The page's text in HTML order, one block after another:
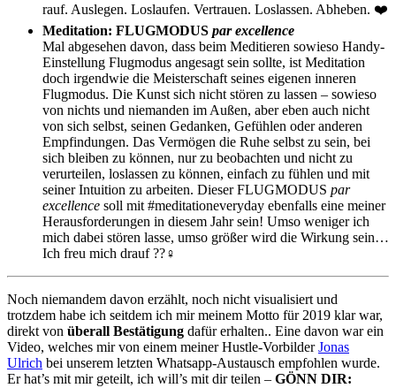
rauf. Auslegen. Loslaufen. Vertrauen. Loslassen. Abheben. ❤️
Meditation: FLUGMODUS par excellence
Mal abgesehen davon, dass beim Meditieren sowieso Handy-
Einstellung Flugmodus angesagt sein sollte, ist Meditation
doch irgendwie die Meisterschaft seines eigenen inneren
Flugmodus. Die Kunst sich nicht stören zu lassen – sowieso
von nichts und niemanden im Außen, aber eben auch nicht
von sich selbst, seinen Gedanken, Gefühlen oder anderen
Empfindungen. Das Vermögen die Ruhe selbst zu sein, bei
sich bleiben zu können, nur zu beobachten und nicht zu
verurteilen, loslassen zu können, einfach zu fühlen und mit
seiner Intuition zu arbeiten. Dieser FLUGMODUS par
excellence soll mit #meditationeveryday ebenfalls eine meiner
Herausforderungen in diesem Jahr sein! Umso weniger ich
mich dabei stören lasse, umso größer wird die Wirkung sein…
Ich freu mich drauf ??‍♀️
Noch niemandem davon erzählt, noch nicht visualisiert und
trotzdem habe ich seitdem ich mir meinem Motto für 2019 klar war,
direkt von überall Bestätigung dafür erhalten.. Eine davon war ein
Video, welches mir von einem meiner Hustle-VorbilderJonas
Ulrich bei unserem letzten Whatsapp-Austausch empfohlen wurde.
Er hat’s mit mir geteilt, ich will’s mit dir teilen – GÖNN DIR: